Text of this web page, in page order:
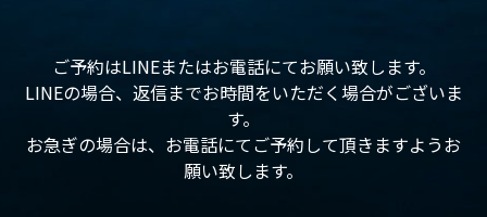
ご予約はLINEまたはお電話にてお願い致します。
LINEの場合、返信までお時間をいただく場合がございま
す。
お急ぎの場合は、お電話にてご予約して頂きますようお
願い致します。